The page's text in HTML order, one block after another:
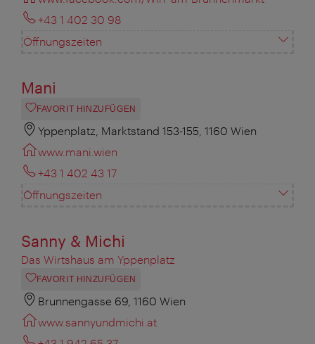
+43 1 402 30 98
Öffnungszeiten
Mani
FAVORIT HINZUFÜGEN
Yppenplatz, Marktstand 153-155, 1160 Wien
www.mani.wien
+43 1 402 43 17
Öffnungszeiten
Sanny & Michi
Das Wirtshaus am Yppenplatz
FAVORIT HINZUFÜGEN
Brunnengasse 69, 1160 Wien
www.sannyundmichi.at